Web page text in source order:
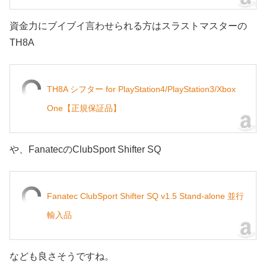
資金力にブイブイ言わせられる方はスラストマスターの
TH8A
TH8A シフター for PlayStation4/PlayStation3/Xbox
One【正規保証品】
や、FanatecのClubSport Shifter SQ
Fanatec ClubSport Shifter SQ v1.5 Stand-alone 並行
輸入品
なども良さそうですね。